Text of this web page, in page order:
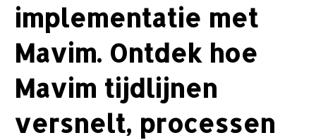
implementatie met
Mavim. Ontdek hoe
Mavim tijdlijnen
versnelt, processen